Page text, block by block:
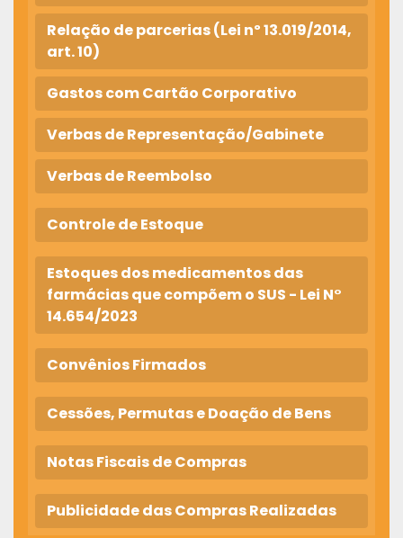
Relação de parcerias (Lei nº 13.019/2014,
art. 10)
Gastos com Cartão Corporativo
Verbas de Representação/Gabinete
Verbas de Reembolso
Controle de Estoque
Estoques dos medicamentos das
farmácias que compõem o SUS - Lei N°
14.654/2023
Convênios Firmados
Cessões, Permutas e Doação de Bens
Notas Fiscais de Compras
Publicidade das Compras Realizadas